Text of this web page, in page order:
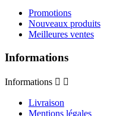
Promotions
Nouveaux produits
Meilleures ventes
Informations
Informations  
Livraison
Mentions légales